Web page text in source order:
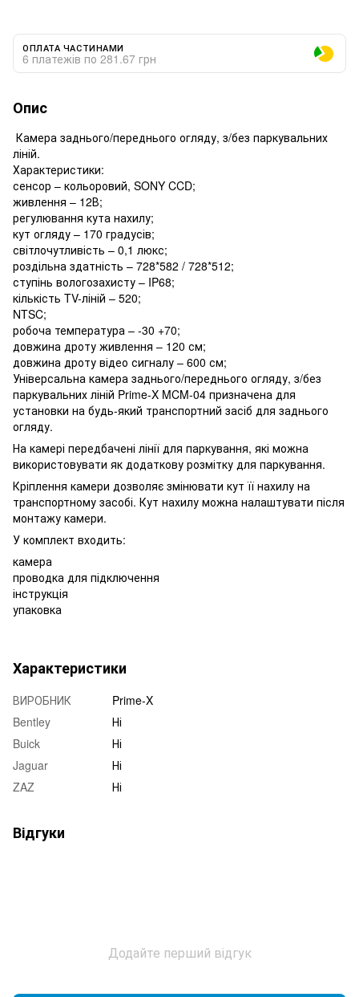
ОПЛАТА ЧАСТИНАМИ
6 платежів по 281.67 грн
Опис
Камера заднього/переднього огляду, з/без паркувальних
ліній.
Характеристики:
сенсор – кольоровий, SONY CCD;
живлення – 12В;
регулювання кута нахилу;
кут огляду – 170 градусів;
світлочутливість – 0,1 люкс;
роздільна здатність – 728*582 / 728*512;
ступінь вологозахисту – IP68;
кількість TV-ліній – 520;
NTSC;
робоча температура – -30 +70;
довжина дроту живлення – 120 см;
довжина дроту відео сигналу – 600 см;
Універсальна камера заднього/переднього огляду, з/без
паркувальних ліній Prime-X MCM-04 призначена для
установки на будь-який транспортний засіб для заднього
огляду.
На камері передбачені лінії для паркування, які можна
використовувати як додаткову розмітку для паркування.
Кріплення камери дозволяє змінювати кут її нахилу на
транспортному засобі. Кут нахилу можна налаштувати після
монтажу камери.
У комплект входить:
камера
проводка для підключення
інструкція
упаковка
Характеристики
ВИРОБНИК
Prime-X
Bentley
Ні
Buick
Ні
Jaguar
Ні
ZAZ
Ні
Відгуки
Додайте перший відгук